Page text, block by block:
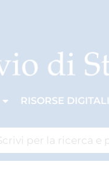
RISORSE DIGITALI